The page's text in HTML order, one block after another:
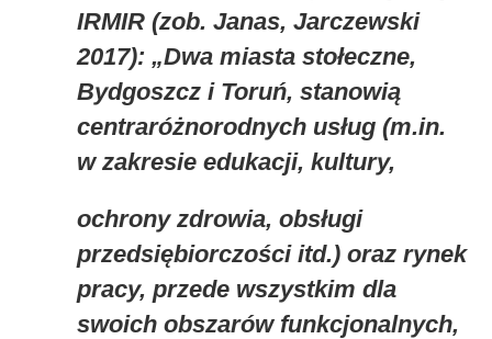
IRMIR (zob. Janas, Jarczewski
2017): „Dwa miasta stołeczne,
Bydgoszcz i Toruń, stanowią
centraróżnorodnych usług (m.in.
w zakresie edukacji, kultury,
ochrony zdrowia, obsługi
przedsiębiorczości itd.) oraz rynek
pracy, przede wszystkim dla
swoich obszarów funkcjonalnych,